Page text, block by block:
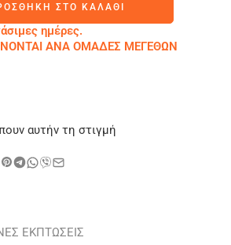
ΣΤΟ ΚΑΛΆΘΙ
ημέρες.
ΑΝΑ ΟΜΑΔΕΣ ΜΕΓΕΘΩΝ
αυτήν τη στιγμή
ΕΚΠΤΩΣΕΙΣ